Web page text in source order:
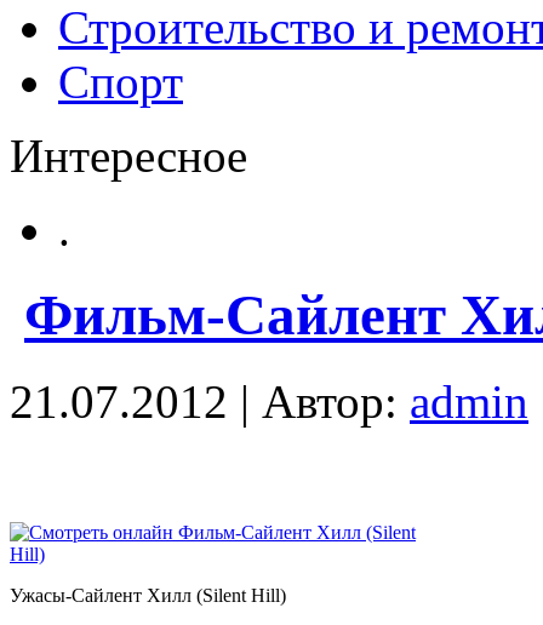
Строительство и
Спорт
Интересное
.
Фильм-Сайлент
21.07.2012 | Автор: admin
Ужасы-Сайлент Хилл (Silent Hill)